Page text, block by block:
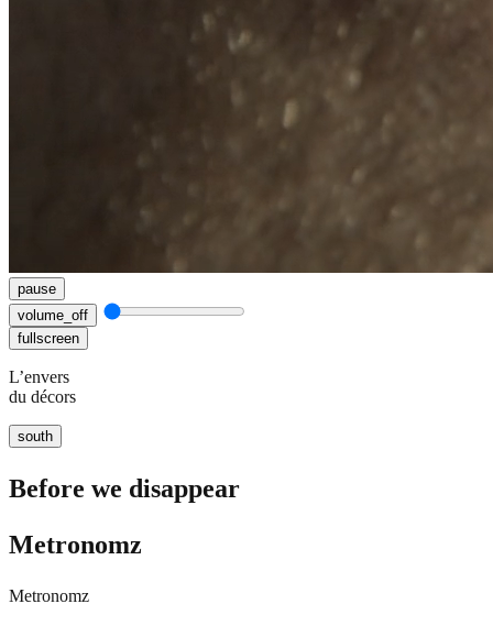
pause
volume_off
fullscreen
L’envers
du décors
south
Before we disappear
Metronomz
Metronomz